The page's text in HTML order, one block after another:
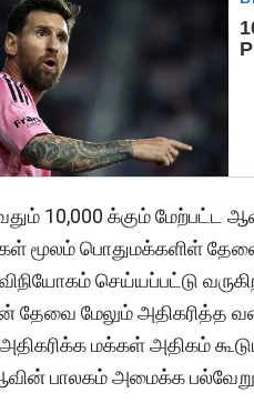
10,000 க்கும்
மூலம் பொதுமக்களிள்
செய்யப்பட்டு
தேவை மேலும்
மக்கள் அதிகம் கூடும்
பாலகம் அமைக்க